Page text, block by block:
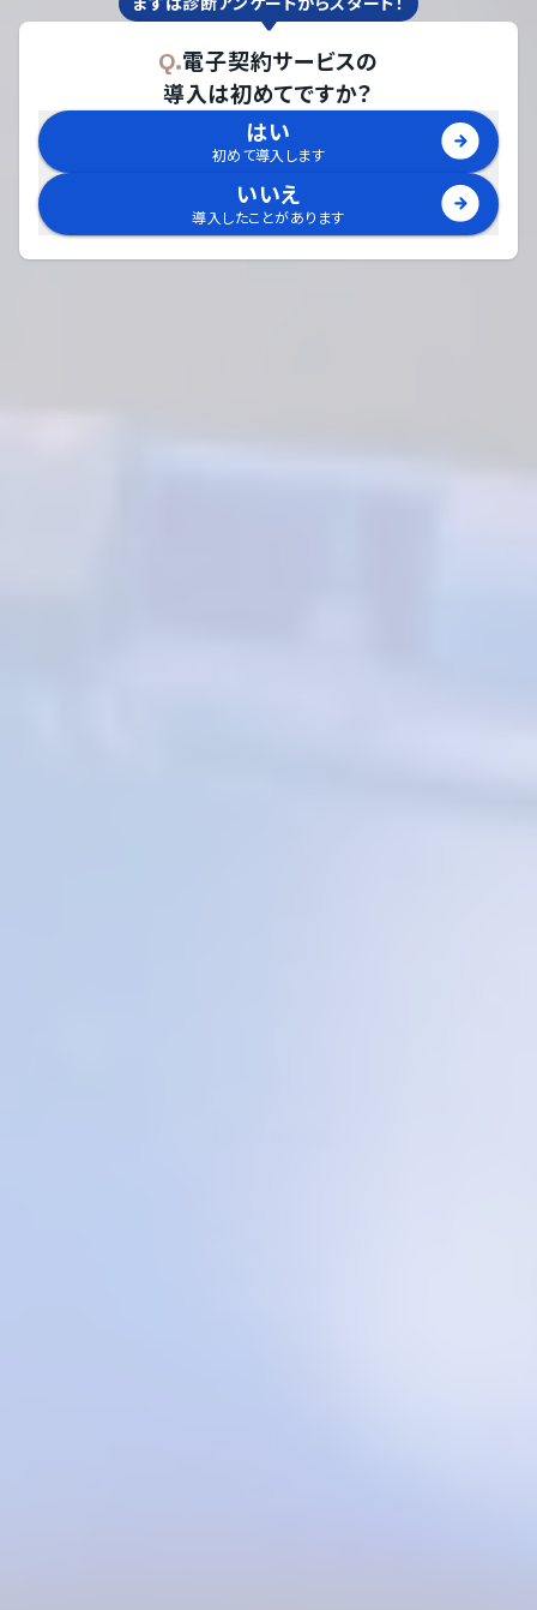
Q.電子契約サービスの
導入は初めてですか？
はい
初めて導入します
いいえ
導入したことがあります